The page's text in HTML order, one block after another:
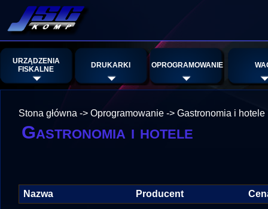
URZĄDZENIA
FISKALNE
DRUKARKI OPROGRAMOWANIE
Stona główna -> Oprogramowanie -> Gastronomia i hotele
Gastronomia i hotele
Nazwa Producent